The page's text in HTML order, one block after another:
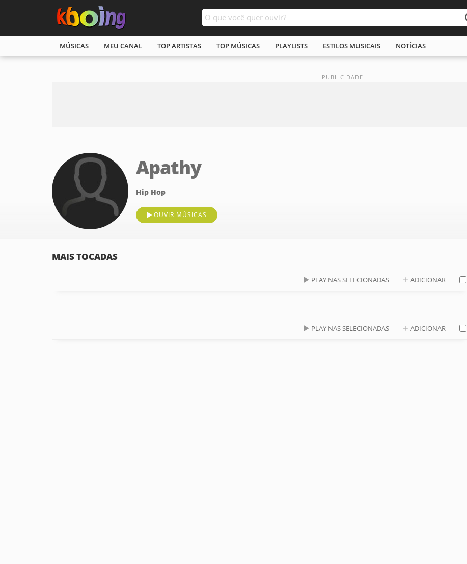
MÚSICAS MEU CANAL TOP ARTISTAS TOP MÚSICAS PLAYLISTS ESTILOS MUSICAIS NOTÍCIAS
Apathy
Hip Hop
OUVIR MÚSICAS
MAIS TOCADAS
PLAY NAS SELECIONADAS ADICIONAR
PLAY NAS SELECIONADAS ADICIONAR